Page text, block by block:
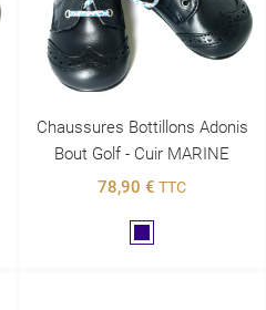
Chaussures Bottillons Adonis
Bout Golf - Cuir MARINE
78,90 € TTC